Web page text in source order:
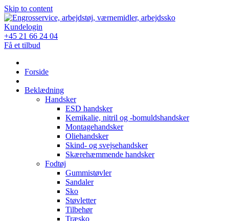
Skip to content
Kundelogin
+45 21 66 24 04
Få et tilbud
Forside
Beklædning
Handsker
ESD handsker
Kemikalie, nitril og -bomuldshandsker
Montagehandsker
Oliehandsker
Skind- og svejsehandsker
Skærehæmmende handsker
Fodtøj
Gummistøvler
Sandaler
Sko
Støvletter
Tilbehør
Træsko